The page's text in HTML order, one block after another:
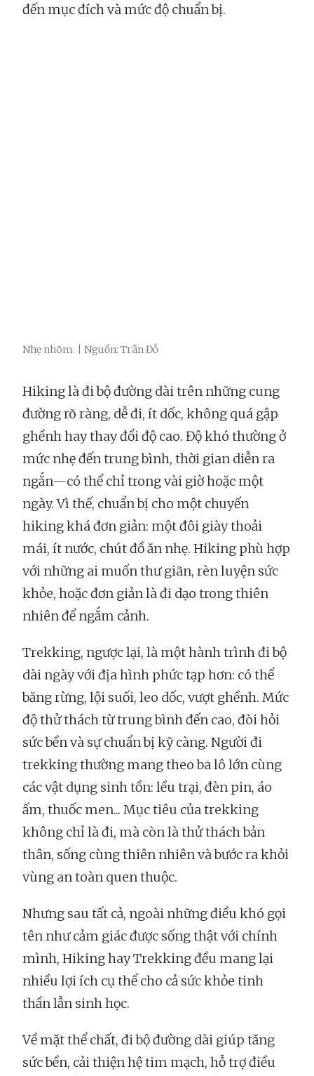
đến mục đích và mức độ chuẩn bị.
Nhẹ nhõm. | Nguồn: Trân Đỗ
Hiking là đi bộ đường dài trên những cung
đường rõ ràng, dễ đi, ít dốc, không quá gập
ghềnh hay thay đổi độ cao. Độ khó thường ở
mức nhẹ đến trung bình, thời gian diễn ra
ngắn—có thể chỉ trong vài giờ hoặc một
ngày. Vì thế, chuẩn bị cho một chuyến
hiking khá đơn giản: một đôi giày thoải
mái, ít nước, chút đồ ăn nhẹ. Hiking phù hợp
với những ai muốn thư giãn, rèn luyện sức
khỏe, hoặc đơn giản là đi dạo trong thiên
nhiên để ngắm cảnh.
Trekking, ngược lại, là một hành trình đi bộ
dài ngày với địa hình phức tạp hơn: có thể
băng rừng, lội suối, leo dốc, vượt ghềnh. Mức
độ thử thách từ trung bình đến cao, đòi hỏi
sức bền và sự chuẩn bị kỹ càng. Người đi
trekking thường mang theo ba lô lớn cùng
các vật dụng sinh tồn: lều trại, đèn pin, áo
ấm, thuốc men... Mục tiêu của trekking
không chỉ là đi, mà còn là thử thách bản
thân, sống cùng thiên nhiên và bước ra khỏi
vùng an toàn quen thuộc.
Nhưng sau tất cả, ngoài những điều khó gọi
tên như cảm giác được sống thật với chính
mình, Hiking hay Trekking đều mang lại
nhiều lợi ích cụ thể cho cả sức khỏe tinh
thần lẫn sinh học.
Về mặt thể chất, đi bộ đường dài giúp tăng
sức bền, cải thiện hệ tim mạch, hỗ trợ điều